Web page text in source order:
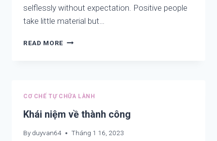
selflessly without expectation. Positive people
take little material but…
READ MORE TEACHING
HOW
CAN
WHERE
CƠ CHẾ TỰ CHỮA LÀNH
Khái niệm về thành công
By duyvan64 Tháng 1 16, 2023